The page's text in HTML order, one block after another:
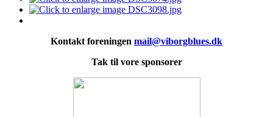
Kontakt foreningen mail@viborgblues.dk
Tak til vore sponsorer